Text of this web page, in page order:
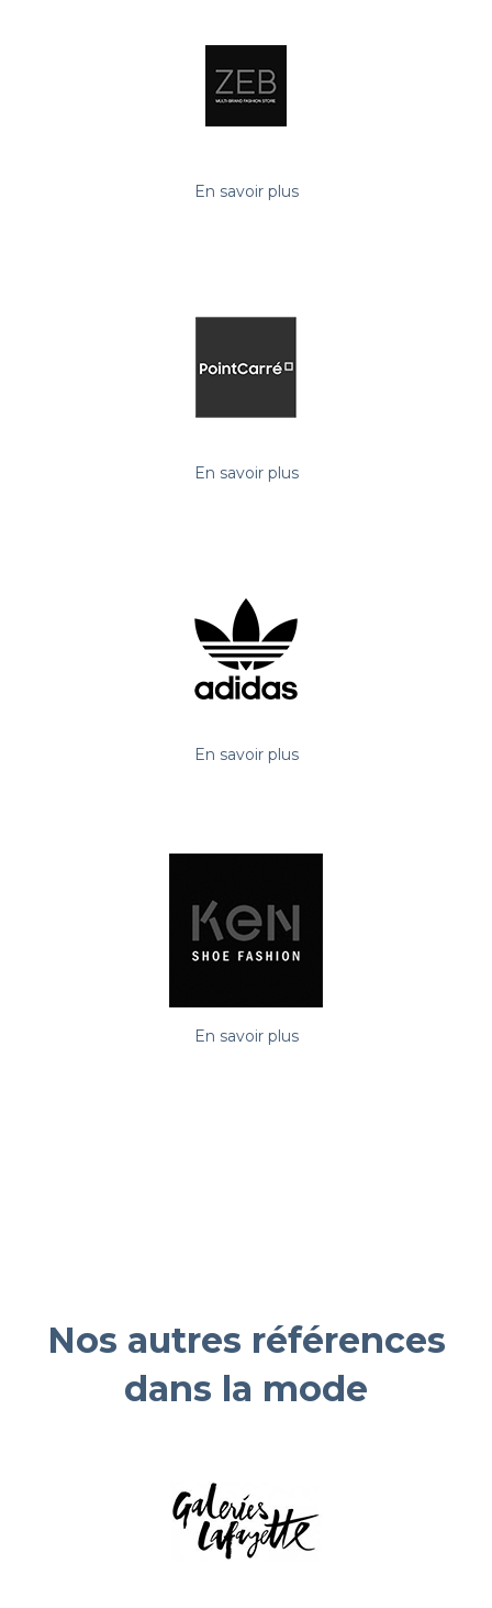
En savoir plus
En savoir plus
En savoir plus
En savoir plus
Nos autres références
dans la mode